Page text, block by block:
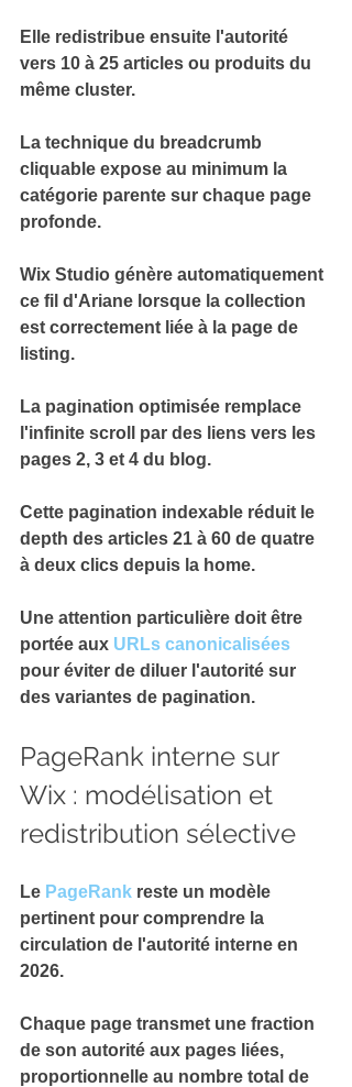
Elle redistribue ensuite l'autorité
vers 10 à 25 articles ou produits du
même cluster.
La technique du breadcrumb
cliquable expose au minimum la
catégorie parente sur chaque page
profonde.
Wix Studio génère automatiquement
ce fil d'Ariane lorsque la collection
est correctement liée à la page de
listing.
La pagination optimisée remplace
l'infinite scroll par des liens vers les
pages 2, 3 et 4 du blog.
Cette pagination indexable réduit le
depth des articles 21 à 60 de quatre
à deux clics depuis la home.
Une attention particulière doit être
portée aux URLs canonicalisées
pour éviter de diluer l'autorité sur
des variantes de pagination.
PageRank interne sur
Wix : modélisation et
redistribution sélective
Le PageRank reste un modèle
pertinent pour comprendre la
circulation de l'autorité interne en
2026.
Chaque page transmet une fraction
de son autorité aux pages liées,
proportionnelle au nombre total de